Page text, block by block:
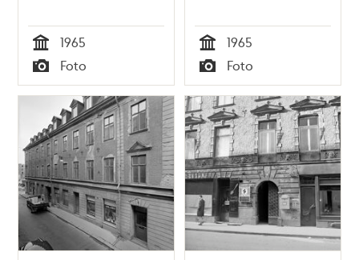
Tid
1965
Typ
Foto Tid
1965
Typ
Foto